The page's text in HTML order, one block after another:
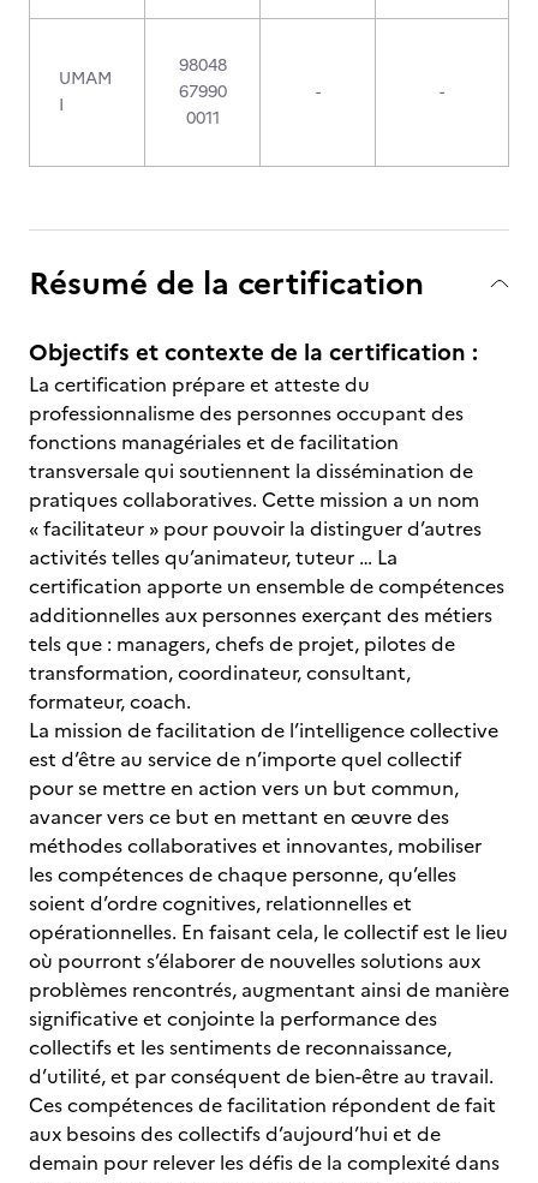
UMAM
I
98048
67990
0011
- -
Résumé de la certification
Objectifs et contexte de la certification :
La certification prépare et atteste du
professionnalisme des personnes occupant des
fonctions managériales et de facilitation
transversale qui soutiennent la dissémination de
pratiques collaboratives. Cette mission a un nom
« facilitateur » pour pouvoir la distinguer d’autres
activités telles qu’animateur, tuteur … La
certification apporte un ensemble de compétences
additionnelles aux personnes exerçant des métiers
tels que : managers, chefs de projet, pilotes de
transformation, coordinateur, consultant,
formateur, coach.
La mission de facilitation de l’intelligence collective
est d’être au service de n’importe quel collectif
pour se mettre en action vers un but commun,
avancer vers ce but en mettant en œuvre des
méthodes collaboratives et innovantes, mobiliser
les compétences de chaque personne, qu’elles
soient d’ordre cognitives, relationnelles et
opérationnelles. En faisant cela, le collectif est le lieu
où pourront s’élaborer de nouvelles solutions aux
problèmes rencontrés, augmentant ainsi de manière
significative et conjointe la performance des
collectifs et les sentiments de reconnaissance,
d’utilité, et par conséquent de bien-être au travail.
Ces compétences de facilitation répondent de fait
aux besoins des collectifs d’aujourd’hui et de
demain pour relever les défis de la complexité dans